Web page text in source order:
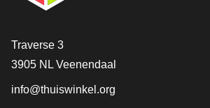
Contact
Traverse 3
3905 NL Veenendaal
info@thuiswinkel.org